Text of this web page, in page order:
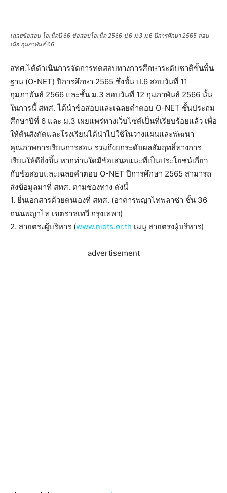
เฉลยข้อสอบ โอเน็ตปี 66 ข้อสอบโอเน็ต 2566 ป.6 ม.3 ม.6 ปีการศึกษา 2565 สอบ
เมื่อ กุมภาพันธ์ 66
สทศ.ได้ดำเนินการจัดการทดสอบทางการศึกษาระดับชาติขั้นพื้น
ฐาน (O-NET) ปีการศึกษา 2565 ซึ่งชั้น ป.6 สอบวันที่ 11
กุมภาพันธ์ 2566 และชั้น ม.3 สอบวันที่ 12 กุมภาพันธ์ 2566 นั้น
ในการนี้ สทศ. ได้นำข้อสอบและเฉลยคำตอบ O-NET ชั้นประถม
ศึกษาปีที่ 6 และ ม.3 เผยแพร่ทางเว็บไซต์เป็นที่เรียบร้อยแล้ว เพื่อ
ให้ต้นสังกัดและโรงเรียนได้นำไปใช้ในวางแผนและพัฒนา
คุณภาพการเรียนการสอน รวมถึงยกระดับผลสัมฤทธิ์ทางการ
เรียนให้ดียิ่งขึ้น หากท่านใดมีข้อเสนอแนะที่เป็นประโยชน์เกี่ยว
กับข้อสอบและเฉลยคำตอบ O-NET ปีการศึกษา 2565 สามารถ
ส่งข้อมูลมาที่ สทศ. ตามช่องทาง ดังนี้
1. ยื่นเอกสารด้วยตนเองที่ สทศ. (อาคารพญาไทพลาซ่า ชั้น 36
ถนนพญาไท เขตราชเทวี กรุงเทพฯ)
2. สายตรงผู้บริหาร (www.niets.or.th เมนู สายตรงผู้บริหาร)
advertisement